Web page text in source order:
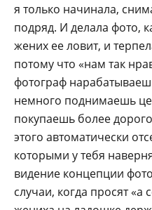
я только начинала,
подряд. И делала фото,
жених ее ловит, и
потому что «нам так
фотограф
немного поднимаешь
покупаешь более
этого автоматически
которыми у тебя
видение концепции
случаи, когда просят «а